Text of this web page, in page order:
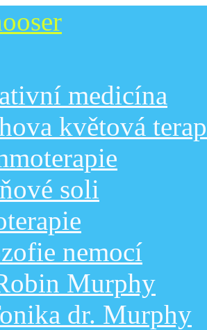
medicína
květová
soli
nemocí
Murphy
dr. Murphy